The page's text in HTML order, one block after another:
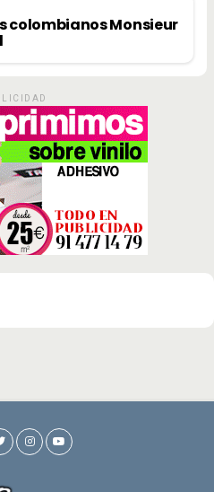
colombianos Monsieur